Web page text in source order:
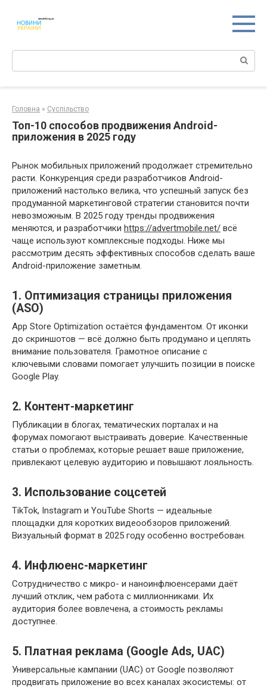
контенту
Поиск:
Головна » Суспільство
Топ-10 способов продвижения Android-
приложения в 2025 году
Рынок мобильных приложений продолжает стремительно
расти. Конкуренция среди разработчиков Android-
приложений настолько велика, что успешный запуск без
продуманной маркетинговой стратегии становится почти
невозможным. В 2025 году тренды продвижения
меняются, и разработчики https://advertmobile.net/ всё
чаще используют комплексные подходы. Ниже мы
рассмотрим десять эффективных способов сделать ваше
Android-приложение заметным.
1. Оптимизация страницы приложения
(ASO)
App Store Optimization остаётся фундаментом. От иконки
до скриншотов — всё должно быть продумано и цеплять
внимание пользователя. Грамотное описание с
ключевыми словами помогает улучшить позиции в поиске
Google Play.
2. Контент-маркетинг
Публикации в блогах, тематических порталах и на
форумах помогают выстраивать доверие. Качественные
статьи о проблемах, которые решает ваше приложение,
привлекают целевую аудиторию и повышают лояльность.
3. Использование соцсетей
TikTok, Instagram и YouTube Shorts — идеальные
площадки для коротких видеообзоров приложений.
Визуальный формат в 2025 году особенно востребован.
4. Инфлюенс-маркетинг
Сотрудничество с микро- и наноинфлюенсерами даёт
лучший отклик, чем работа с миллионниками. Их
аудитория более вовлечена, а стоимость рекламы
доступнее.
5. Платная реклама (Google Ads, UAC)
Универсальные кампании (UAC) от Google позволяют
продвигать приложение во всех каналах экосистемы: от